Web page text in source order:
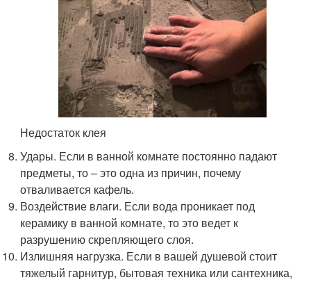
Недостаток клея
Удары. Если в ванной комнате постоянно падают
предметы, то – это одна из причин, почему
отваливается кафель.
Воздействие влаги. Если вода проникает под
керамику в ванной комнате, то это ведет к
разрушению скрепляющего слоя.
Излишняя нагрузка. Если в вашей душевой стоит
тяжелый гарнитур, бытовая техника или сантехника,